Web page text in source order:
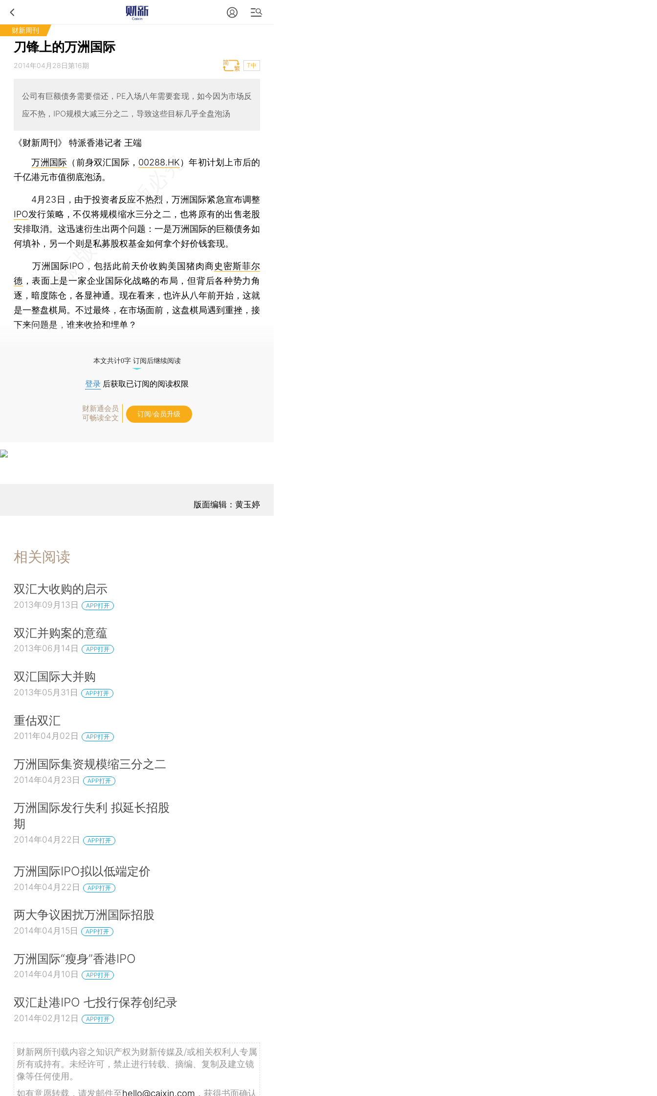
财新周刊
刀锋上的万洲国际
2014年04月28日第16期 T中
公司有巨额债务需要偿还，PE入场八年需要套现，如今因为市场反
应不热，IPO规模大减三分之二，导致这些目标几乎全盘泡汤
《财新周刊》 特派香港记者 王端
万洲国际 （前身双汇国际， 00288.HK）年初计划上市后的
千亿港元市值彻底泡汤。
4月23日，由于投资者反应不热烈，万洲国际紧急宣布调整
IPO发行策略，不仅将规模缩水三分之二，也将原有的出售老股
安排取消。这迅速衍生出两个问题：一是万洲国际的巨额债务如
何填补，另一个则是私募股权基金如何拿个好价钱套现。
万洲国际IPO，包括此前天价收购美国猪肉商史密斯菲尔
德 ，表面上是一家企业国际化战略的布局，但背后各种势力角
逐，暗度陈仓，各显神通。现在看来，也许从八年前开始，这就
是一整盘棋局。不过最终，在市场面前，这盘棋局遇到重挫，接
下来问题是，谁来收拾和埋单？
本文共计0字 订阅后继续阅读
登录 后获取已订阅的阅读权限
财新通会员
可畅读全文
订阅/会员升级
版面编辑：黄玉婷
相关阅读
双汇大收购的启示
2013年09月13日 APP打开
双汇并购案的意蕴
2013年06月14日 APP打开
双汇国际大并购
2013年05月31日 APP打开
重估双汇
2011年04月02日 APP打开
万洲国际集资规模缩三分之二
2014年04月23日 APP打开
万洲国际发行失利 拟延长招股
期
2014年04月22日 APP打开
万洲国际IPO拟以低端定价
2014年04月22日 APP打开
两大争议困扰万洲国际招股
2014年04月15日 APP打开
万洲国际“瘦身”香港IPO
2014年04月10日 APP打开
双汇赴港IPO 七投行保荐创纪录
2014年02月12日 APP打开
财新网所刊载内容之知识产权为财新传媒及/或相关权利人专属
所有或持有。未经许可，禁止进行转载、摘编、复制及建立镜
像等任何使用。
如有意愿转载，请发邮件至hello@caixin.com ，获得书面确认